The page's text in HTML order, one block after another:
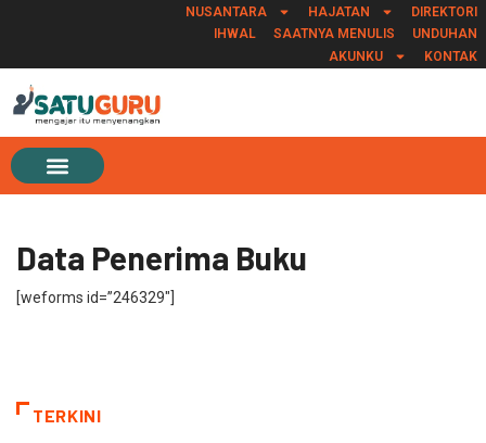
NUSANTARA HAJATAN
DIREKTORI
IHWAL
SAATNYA MENULIS
UNDUHAN
AKUNKU
KONTAK
Data Penerima Buku
[weforms id=”246329″]
TERKINI